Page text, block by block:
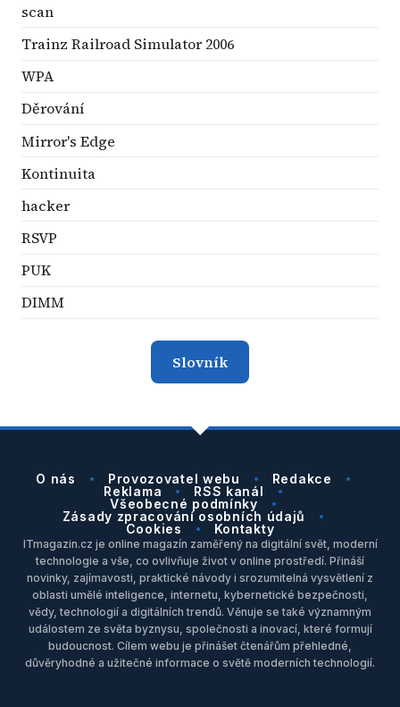
scan
Trainz Railroad Simulator 2006
WPA
Děrování
Mirror's Edge
Kontinuita
hacker
RSVP
PUK
DIMM
Slovník
O nás Provozovatel webu
Redakce
Reklama
RSS kanál
Všeobecné podmínky
Zásady zpracování osobních údajů
Cookies
Kontakty
ITmagazin.cz je online magazín zaměřený na digitální svět, moderní
technologie a vše, co ovlivňuje život v online prostředí. Přináší
novinky, zajímavosti, praktické návody i srozumitelná vysvětlení z
oblasti umělé inteligence, internetu, kybernetické bezpečnosti,
vědy, technologií a digitálních trendů. Věnuje se také významným
událostem ze světa byznysu, společnosti a inovací, které formují
budoucnost. Cílem webu je přinášet čtenářům přehledné,
důvěryhodné a užitečné informace o světě moderních technologií.